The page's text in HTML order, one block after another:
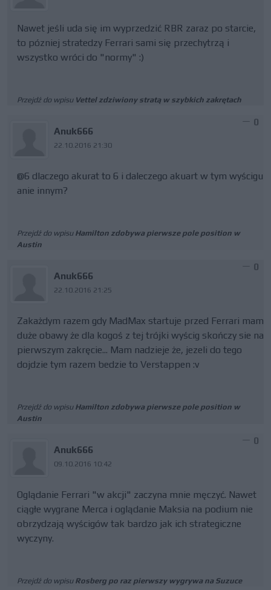
Nawet jeśli uda się im wyprzedzić RBR zaraz po starcie,
to pózniej stratedzy Ferrari sami się przechytrzą i
wszystko wróci do "normy" :)
Przejdź do wpisu Vettel zdziwiony stratą w szybkich zakrętach
Anuk666
22.10.2016 21:30
0
@6 dlaczego akurat to 6 i daleczego akuart w tym wyścigu
anie innym?
Przejdź do wpisu Hamilton zdobywa pierwsze pole position w
Austin
Anuk666
22.10.2016 21:25
0
Zakażdym razem gdy MadMax startuje przed Ferrari mam
duże obawy że dla kogoś z tej trójki wyścig skończy sie na
pierwszym zakręcie... Mam nadzieje że, jezeli do tego
dojdzie tym razem bedzie to Verstappen :v
Przejdź do wpisu Hamilton zdobywa pierwsze pole position w
Austin
Anuk666
09.10.2016 10:42
0
Oglądanie Ferrari "w akcji" zaczyna mnie męczyć. Nawet
ciągłe wygrane Merca i oglądanie Maksia na podium nie
obrzydzają wyścigów tak bardzo jak ich strategiczne
wyczyny.
Przejdź do wpisu Rosberg po raz pierwszy wygrywa na Suzuce